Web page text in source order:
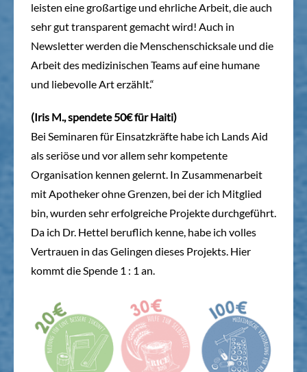
leisten eine großartige und ehrliche Arbeit, die auch
sehr gut transparent gemacht wird! Auch in
Newsletter werden die Menschenschicksale und die
Arbeit des medizinischen Teams auf eine humane
und liebevolle Art erzählt.“
(Iris M., spendete 50€ für Haiti)
Bei Seminaren für Einsatzkräfte habe ich Lands Aid
als seriöse und vor allem sehr kompetente
Organisation kennen gelernt. In Zusammenarbeit
mit Apotheker ohne Grenzen, bei der ich Mitglied
bin, wurden sehr erfolgreiche Projekte durchgeführt.
Da ich Dr. Hettel beruflich kenne, habe ich volles
Vertrauen in das Gelingen dieses Projekts. Hier
kommt die Spende 1 : 1 an.